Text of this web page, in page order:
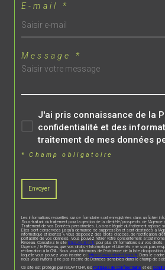
E-mail *
Message *
J'ai pris connaissance de la
confidentialité et des
traitement de mes données
* Champ obligatoire
Envoyer
Les informations recueillies sur ce formulaire sont enregistrées dans un fichier
Sous-traitant du traitement pour la gestion de la clientèle/prospects de
Traitement de vos Données personnelles. La base légale du traitement repose
Elles sont conservées jusqu'à demande de suppression et sont destinées à
informatique et libertés », vous disposez des droits d’accès, de rectification,
portabilité de vos données. Vous pouvez retirer votre consentement à tout
Réseau. Consultez le site https://cnil.fr/fr pour plus d’informations sur vos
l'Agence / le Réseau, que vos droits « Informatique et Libertés » ne sont pas
réclamation à la CNIL. Nous vous informons de l’existence de la liste d'opposition
laquelle vous pouvez vous inscrire ici : https://www.bloctel.gouv.fr. Dans le
nous vous invitons à ne pas inscrire de Données sensibles dans le champ de
Ce site est protégé par reCAPTCHA, les Politiques de Confidentialité et es